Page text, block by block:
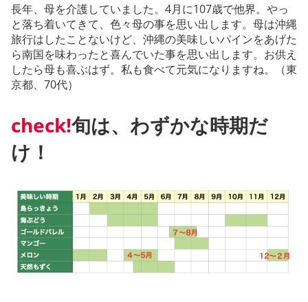
長年、母を介護していました。4月に107歳で他界。やっ
と落ち着いてきて、色々母の事を思い出します。母は沖縄
旅行はしたことないけど、沖縄の美味しいパインをあげた
ら南国を味わったと喜んでいた事を思い出します。お供え
したら母も喜ぶはず。私も食べて元気になりますね。（東
京都、70代）
check!旬は、わずかな時期だ
け！